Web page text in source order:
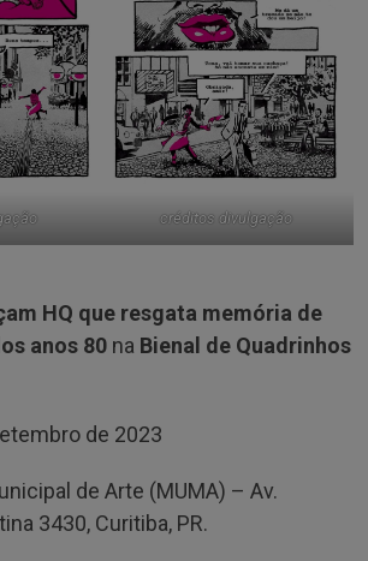
créditos divulgação
HQ que resgata memória de
anos 80 na Bienal de Quadrinhos
de 2023
de Arte (MUMA) – Av.
3430, Curitiba, PR.